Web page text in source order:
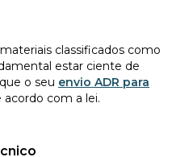
classificados como
estar ciente de
o seu envio ADR para
com a lei.